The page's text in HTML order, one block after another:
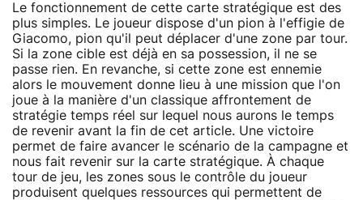
Le fonctionnement de cette carte stratégique est des
plus simples. Le joueur dispose d'un pion à l'effigie de
Giacomo, pion qu'il peut déplacer d'une zone par tour.
Si la zone cible est déjà en sa possession, il ne se
passe rien. En revanche, si cette zone est ennemie
alors le mouvement donne lieu à une mission que l'on
joue à la manière d'un classique affrontement de
stratégie temps réel sur lequel nous aurons le temps
de revenir avant la fin de cet article. Une victoire
permet de faire avancer le scénario de la campagne et
nous fait revenir sur la carte stratégique. À chaque
tour de jeu, les zones sous le contrôle du joueur
produisent quelques ressources qui permettent de